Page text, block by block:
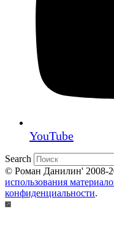
YouTube
Search
© Роман Данилин' 2008-
использования
конфиденциальности.